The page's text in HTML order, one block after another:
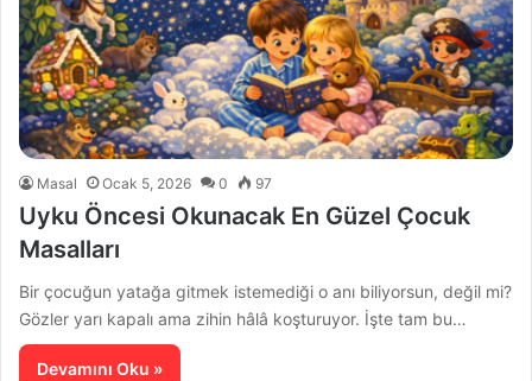
Masal Ocak 5, 2026 0 97
Uyku Öncesi Okunacak En Güzel Çocuk
Masalları
Bir çocuğun yatağa gitmek istemediği o anı biliyorsun, değil mi?
Gözler yarı kapalı ama zihin hâlâ koşturuyor. İşte tam bu…
Devamını Oku »